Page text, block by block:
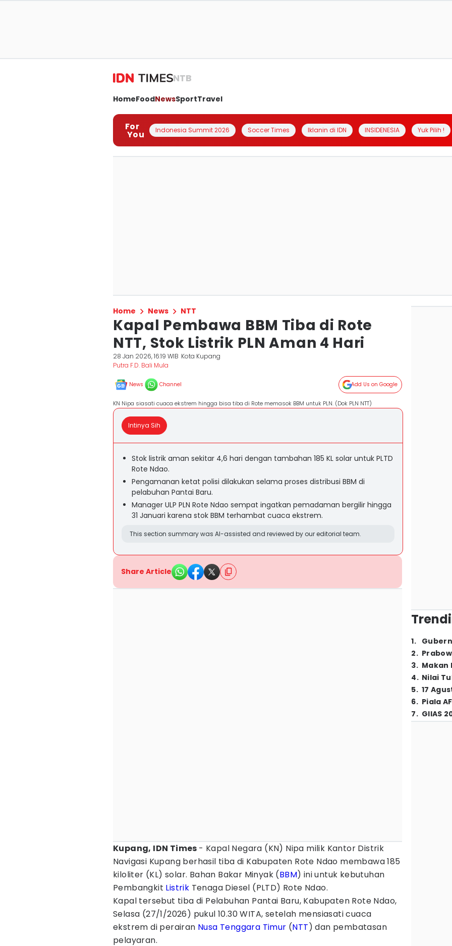
NTB
HomeFoodNewsSportTravel
For
You Indonesia Summit 2026 Soccer Times Iklanin di IDN INSIDENESIA Yuk Pilih !
Home News NTT
Kapal Pembawa BBM Tiba di Rote
NTT, Stok Listrik PLN Aman 4 Hari
28 Jan 2026, 16:19 WIB Kota Kupang
Putra F.D. Bali Mula
News Channel Add Us on Google
KN Nipa siasati cuaca ekstrem hingga bisa tiba di Rote memasok BBM untuk PLN. (Dok PLN NTT)
Intinya Sih
Stok listrik aman sekitar 4,6 hari dengan tambahan 185 KL solar untuk PLTD
Rote Ndao.
Pengamanan ketat polisi dilakukan selama proses distribusi BBM di
pelabuhan Pantai Baru.
Manager ULP PLN Rote Ndao sempat ingatkan pemadaman bergilir hingga
31 Januari karena stok BBM terhambat cuaca ekstrem.
This section summary was AI-assisted and reviewed by our editorial team.
Share Article
Kupang, IDN Times - Kapal Negara (KN) Nipa milik Kantor Distrik
Navigasi Kupang berhasil tiba di Kabupaten Rote Ndao membawa 185
kiloliter (KL) solar. Bahan Bakar Minyak (BBM) ini untuk kebutuhan
Pembangkit Listrik Tenaga Diesel (PLTD) Rote Ndao.
Kapal tersebut tiba di Pelabuhan Pantai Baru, Kabupaten Rote Ndao,
Selasa (27/1/2026) pukul 10.30 WITA, setelah mensiasati cuaca
ekstrem di perairan Nusa Tenggara Timur (NTT) dan pembatasan
pelayaran.
1.
2.
3. Makan
4. Nilai
5. 17
6. Piala
7. GIIAS